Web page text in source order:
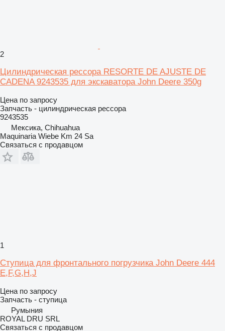
2
Цилиндрическая рессора RESORTE DE AJUSTE DE
CADENA 9243535 для экскаватора John Deere 350g
Цена по запросу
Запчасть - цилиндрическая рессора
9243535
Мексика, Chihuahua
Maquinaria Wiebe Km 24 Sa
Связаться с продавцом
1
Ступица для фронтального погрузчика John Deere 444
E,F,G,H,J
Цена по запросу
Запчасть - ступица
Румыния
ROYAL DRU SRL
Связаться с продавцом